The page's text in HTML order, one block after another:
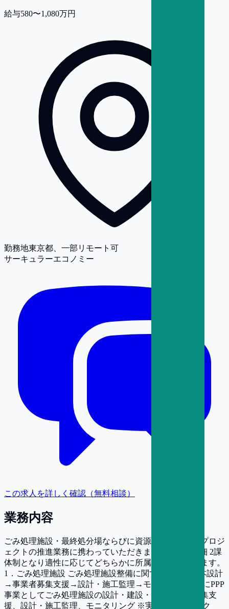
給与580〜1,080万円
勤務地東京都、一部リモート可
サーキュラーエコノミー
この求人を詳しく確認（無料相談）
業務内容
ごみ処理施設・最終処分場ならびに資源循環に関わるプロジ
ェクトの推進業務に携わっていただきます。 ■業務詳細 2課
体制となり適性に応じてどちらかに所属していただきます。
1．ごみ処理施設 ごみ処理施設整備に関する計画→基本設計
→事業者募集支援→設計・施工監理→モニタリング 主にPPP
事業としてごみ処理施設の設計・建設・運営事業者募集支
援、設計・施工監理、モニタリング ※実際のプロジェク